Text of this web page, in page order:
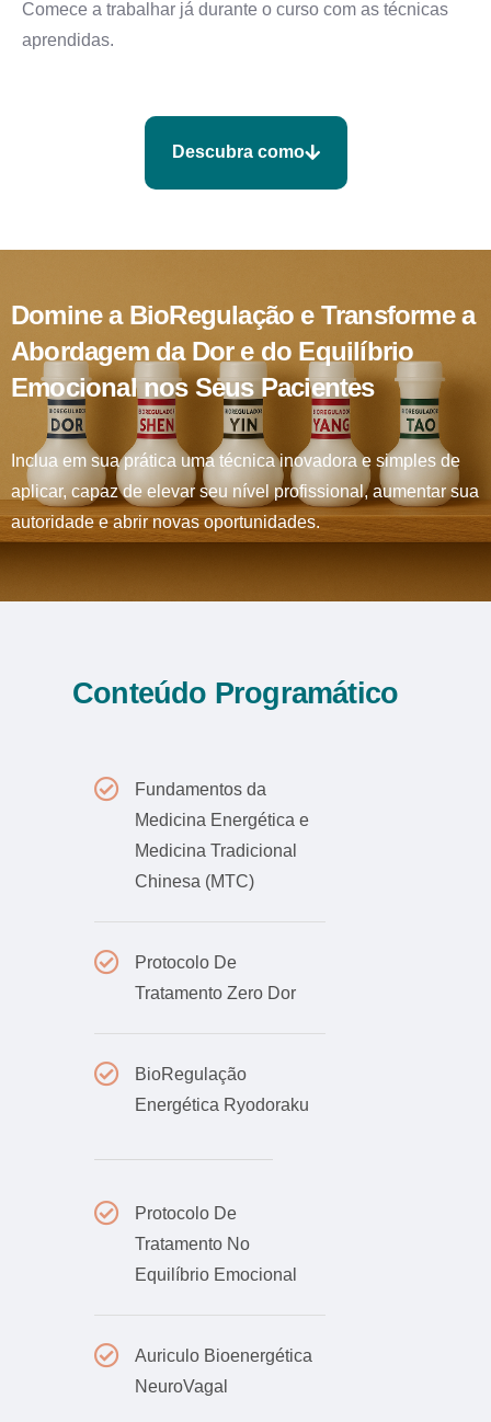
Comece a trabalhar já durante o curso com as técnicas
aprendidas.
Descubra como
Domine a BioRegulação e Transforme a
Abordagem da Dor e do Equilíbrio
Emocional nos Seus Pacientes
Inclua em sua prática uma técnica inovadora e simples de
aplicar, capaz de elevar seu nível profissional, aumentar sua
autoridade e abrir novas oportunidades.
Conteúdo Programático
Fundamentos da
Medicina Energética e
Medicina Tradicional
Chinesa (MTC)
Protocolo De
Tratamento Zero Dor
BioRegulação
Energética Ryodoraku
Protocolo De
Tratamento No
Equilíbrio Emocional
Auriculo Bioenergética
NeuroVagal